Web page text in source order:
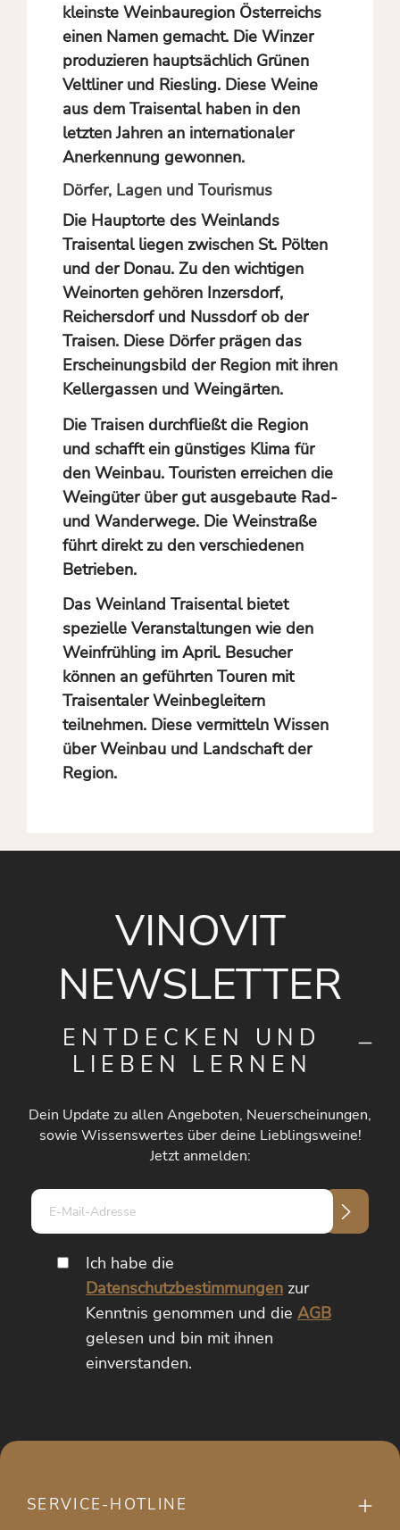
kleinste Weinbauregion Österreichs
einen Namen gemacht. Die Winzer
produzieren hauptsächlich Grünen
Veltliner und Riesling. Diese Weine
aus dem Traisental haben in den
letzten Jahren an internationaler
Anerkennung gewonnen.
Dörfer, Lagen und Tourismus
Die Hauptorte des Weinlands
Traisental liegen zwischen St. Pölten
und der Donau. Zu den wichtigen
Weinorten gehören Inzersdorf,
Reichersdorf und Nussdorf ob der
Traisen. Diese Dörfer prägen das
Erscheinungsbild der Region mit ihren
Kellergassen und Weingärten.
Die Traisen durchfließt die Region
und schafft ein günstiges Klima für
den Weinbau. Touristen erreichen die
Weingüter über gut ausgebaute Rad-
und Wanderwege. Die Weinstraße
führt direkt zu den verschiedenen
Betrieben.
Das Weinland Traisental bietet
spezielle Veranstaltungen wie den
Weinfrühling im April. Besucher
können an geführten Touren mit
Traisentaler Weinbegleitern
teilnehmen. Diese vermitteln Wissen
über Weinbau und Landschaft der
Region.
VINOVIT
NEWSLETTER
ENTDECKEN UND
LIEBEN LERNEN
Dein Update zu allen Angeboten, Neuerscheinungen,
sowie Wissenswertes über deine Lieblingsweine!
Jetzt anmelden:
Adresse*
Ich habe die
Datenschutzbestimmungenzur
Kenntnis genommen und die AGB
gelesen und bin mit ihnen
einverstanden.
SERVICE-HOTLINE